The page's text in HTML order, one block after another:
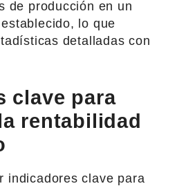
de producción en un
lo que
detalladas con
clave para
rentabilidad
indicadores clave para